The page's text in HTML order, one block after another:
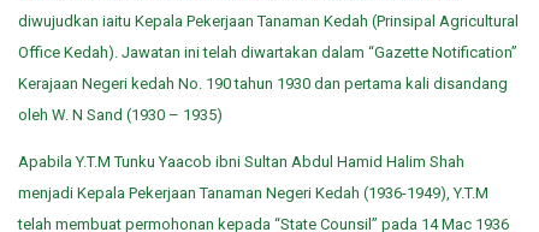
diwujudkan iaitu Kepala Pekerjaan Tanaman Kedah (Prinsipal Agricultural
Office Kedah). Jawatan ini telah diwartakan dalam “Gazette Notification”
Kerajaan Negeri kedah No. 190 tahun 1930 dan pertama kali disandang
oleh W. N Sand (1930 – 1935)
Apabila Y.T.M Tunku Yaacob ibni Sultan Abdul Hamid Halim Shah
menjadi Kepala Pekerjaan Tanaman Negeri Kedah (1936-1949), Y.T.M
telah membuat permohonan kepada “State Counsil” pada 14 Mac 1936